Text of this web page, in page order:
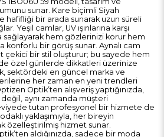
sunar. Kare biçimli Siyah
hafifliği bir arada sunarak uzun süreli
Yeşil camlar, UV ışınlarına karşı
hem gözlerinizi korur hem
konforlu bir görüş sunar. Aynalı cam
çekici bir stil oluşturur; bu sayede hem
özel günlerde dikkatleri üzerinize
sektördeki en güncel marka ve
her zaman en yeni trendleri
Optik’ten alışveriş yaptığınızda,
aynı zamanda müşteri
tutan profesyonel bir hizmete de
yaklaşımıyla, her bireyin
özelleştirilmiş hizmet sunar.
aldığınızda, sadece bir moda